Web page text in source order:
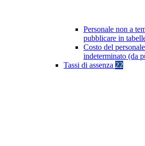
Personale non a
pubblicare in
Costo del
indeterminato (da
Tassi di assenza 22